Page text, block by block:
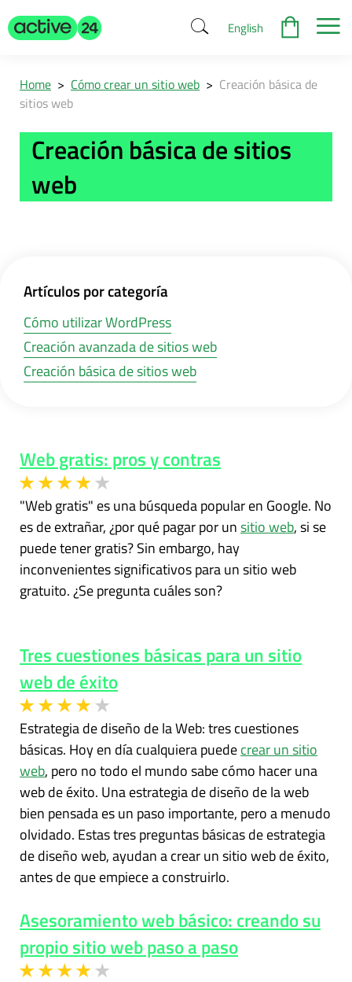
English
Home > Cómo crear un sitio web > Creación básica de
sitios web
Creación básica de sitios
web
Artículos por categoría
Cómo utilizar WordPress
Creación avanzada de sitios web
Creación básica de sitios web
Web gratis: pros y contras
"Web gratis" es una búsqueda popular en Google. No
es de extrañar, ¿por qué pagar por unsitio web, si se
puede tener gratis? Sin embargo, hay
inconvenientes significativos para un sitio web
gratuito. ¿Se pregunta cuáles son?
Tres cuestiones básicas para un sitio
web de éxito
Estrategia de diseño de la Web: tres cuestiones
básicas. Hoy en día cualquiera puedecrear un sitio
web, pero no todo el mundo sabe cómo hacer una
web de éxito. Una estrategia de diseño de la web
bien pensada es un paso importante, pero a menudo
olvidado. Estas tres preguntas básicas de estrategia
de diseño web, ayudan a crear un sitio web de éxito,
antes de que empiece a construirlo.
Asesoramiento web básico: creando su
propio sitio web paso a paso